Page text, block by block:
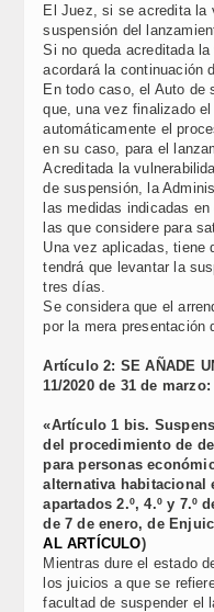
El Juez, si se acredita la
suspensión del
Si no queda acreditada la
acordará la continuación
En todo caso, el Auto de
que, una vez finalizado
automáticamente el
en su caso, para el
Acreditada la
de suspensión, la
las medidas indicadas
las que considere para
Una vez aplicadas, tiene
tendrá que levantar la
tres días.
Se considera que el
por la mera presentación
Artículo 2: SE AÑADE
11/2020 de 31 de marzo:
«Artículo 1 bis.
del procedimiento de
para personas
alternativa habitacional
apartados 2.º, 4.º y 7.º
de 7 de enero, de
AL ARTÍCULO)
Mientras dure el estado
los juicios a que se
facultad de suspender el